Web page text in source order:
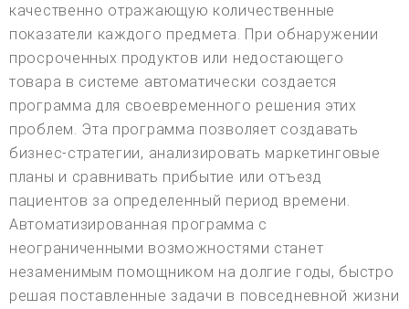
качественно отражающую количественные
показатели каждого предмета. При обнаружении
просроченных продуктов или недостающего
товара в системе автоматически создается
программа для своевременного решения этих
проблем. Эта программа позволяет создавать
бизнес-стратегии, анализировать маркетинговые
планы и сравнивать прибытие или отъезд
пациентов за определенный период времени.
Автоматизированная программа с
неограниченными возможностями станет
незаменимым помощником на долгие годы, быстро
решая поставленные задачи в повседневной жизни